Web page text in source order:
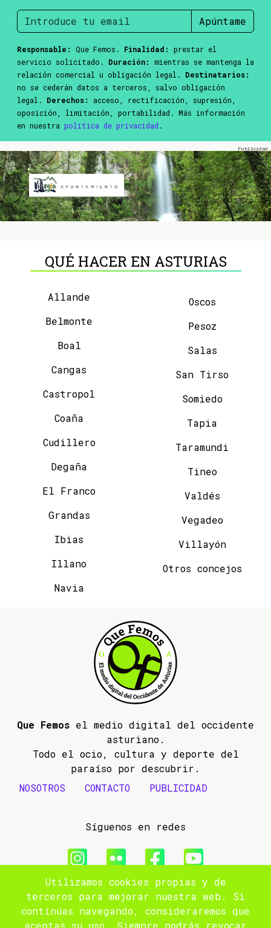
Apúntame
Responsable: Que Femos. Finalidad:
prestar el
servicio solicitado. Duración:
mientras se mantenga la
relación comercial u obligación legal. Destinatarios:
no se cederán datos a terceros, salvo obligación
legal. Derechos:
acceso, rectificación, supresión,
oposición, limitación, portabilidad. Más información
en nuestra política de privacidad .
QUÉ HACER EN ASTURIAS
Allande
Belmonte
Boal
Cangas
Castropol
Coaña
Cudillero
Degaña
El Franco
Grandas
Ibias
Illano
Navia
Oscos
Pesoz
Salas
San Tirso
Somiedo
Tapia
Taramundi
Tineo
Valdés
Vegadeo
Villayón
Otros concejos
Que Femos el medio digital del occidente
asturiano.
Todo el ocio, cultura y deporte del
paraíso por descubrir.
NOSOTROS
CONTACTO PUBLICIDAD
Síguenos en redes
© 2009- 2026 Que Femos
Utilizamos cookies propias y de
terceros para mejorar nuestra web. Si
continúas navegando, consideraremos que
aceptas su uso. Siempre podrás revocar